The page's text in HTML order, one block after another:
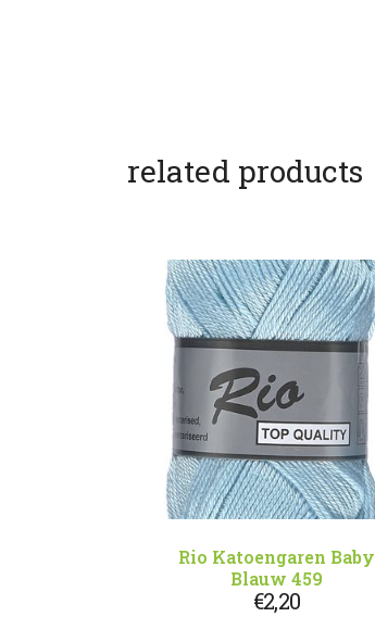
related products
Rio Katoengaren Baby
Blauw 459
€2,20